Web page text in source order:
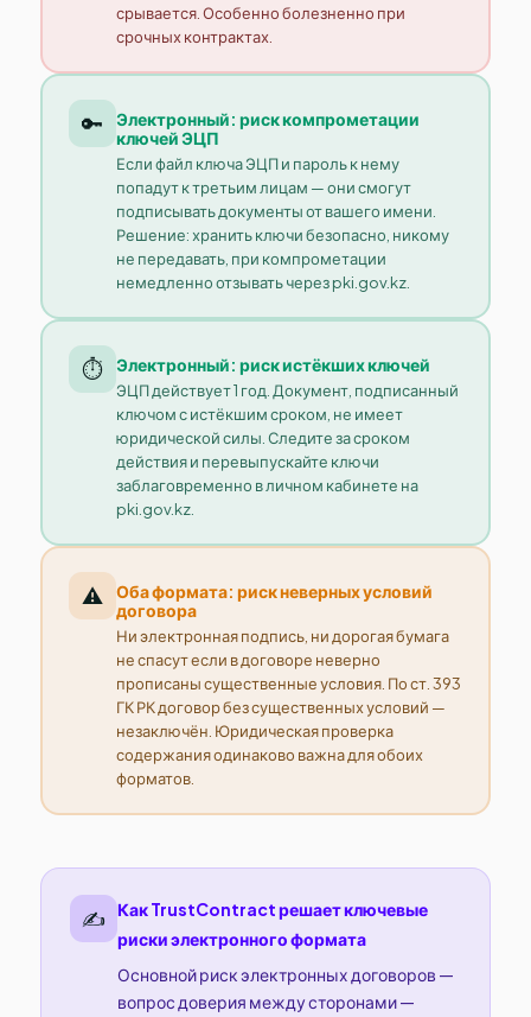
срывается. Особенно болезненно при
срочных контрактах.
🔑
Электронный: риск компрометации
ключей ЭЦП
Если файл ключа ЭЦП и пароль к нему
попадут к третьим лицам — они смогут
подписывать документы от вашего имени.
Решение: хранить ключи безопасно, никому
не передавать, при компрометации
немедленно отзывать через pki.gov.kz.
⏱️ Электронный: риск истёкших ключей
ЭЦП действует 1 год. Документ, подписанный
ключом с истёкшим сроком, не имеет
юридической силы. Следите за сроком
действия и перевыпускайте ключи
заблаговременно в личном кабинете на
pki.gov.kz.
⚠️
Оба формата: риск неверных условий
договора
Ни электронная подпись, ни дорогая бумага
не спасут если в договоре неверно
прописаны существенные условия. По ст. 393
ГК РК договор без существенных условий —
незаключён. Юридическая проверка
содержания одинаково важна для обоих
форматов.
✍️ Как TrustContract решает ключевые
риски электронного формата
Основной риск электронных договоров —
вопрос доверия между сторонами —